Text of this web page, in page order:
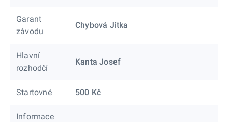
Garant
závodu
Chybová Jitka
Hlavní
rozhodčí
Kanta Josef
Startovné 500 Kč
Informace